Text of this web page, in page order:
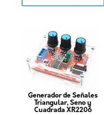
Generador de Señales
Triangular, Seno y
Cuadrada XR2206